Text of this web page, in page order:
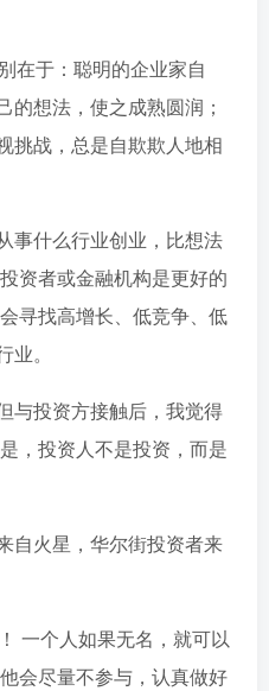
在于：聪明的企业家自
的想法，使之成熟圆润；
挑战，总是自欺欺人地相
事什么行业创业，比想法
资者或金融机构是更好的
寻找高增长、低竞争、低
。
与投资方接触后，我觉得
，投资人不是投资，而是
自火星，华尔街投资者来
一个人如果无名，就可以
会尽量不参与，认真做好